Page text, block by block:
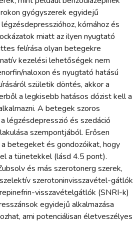
gyógyszerek egyidejű
kómához és
miatt az ilyen nyugtató
felírása olyan betegekre
kezelési lehetőségek nem
naloxon és nyugtató hatású
születik döntés, akkor a
a legkisebb hatásos dózist kell a
A betegek szoros
légzésdepresszió és szedáció
szempontjából. Erősen
betegeket és gondozóikat, hogy
a tünetekkel (lásd 4.5 pont).
és más szerotonerg szerek,
szerotoninvisszavétel-gátlók
visszavételgátlók (SNRI-k)
egyidejű alkalmazása
ami potenciálisan életveszélyes